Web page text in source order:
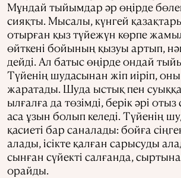
Мұндай тыйымдар әр өңірде
сияқты. Мысалы, күнгей
отырған қыз түйежүн көрпе
өйткені бойының қызуы артып,
дейді. Ал батыс өңірде ондай
Түйенің шудасынан жіп иіріп, оны
жаратады. Шуда ыстық пен суыққа
ылғалға да төзімді, берік әрі
аса ұзын болып келеді. Түйенің
қасиеті бар саналады: бойға
алады, ісікте қалған сарысуды
сынған сүйекті салғанда,
орайды.